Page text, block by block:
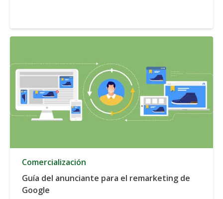
Comercialización
Guía del anunciante para el remarketing de
Google